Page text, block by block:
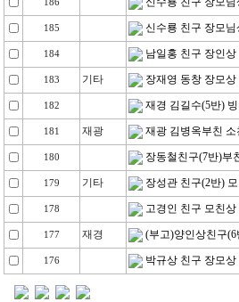
186
185 신수룡 친구 장모님
184 남일홍 친구 장인상
183 기타 장재영 동창 장모상
182 재경 김길수(5반)
181 재광 재광 김병옥부친 소
180 장동철친구(7반)부
179 기타 장성관 친구(2반)
178 고경인 친구 모친상
177 재경 (부고)양인상친구
176 박규상 친구 장모상